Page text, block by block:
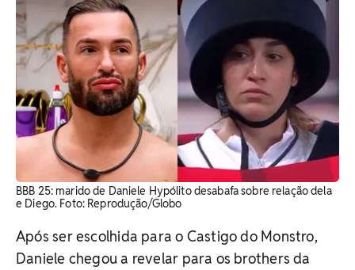
BBB 25: marido de Daniele Hypólito desabafa sobre relação dela
e Diego. Foto: Reprodução/Globo
Após ser escolhida para o Castigo do Monstro,
Daniele chegou a revelar para os brothers da